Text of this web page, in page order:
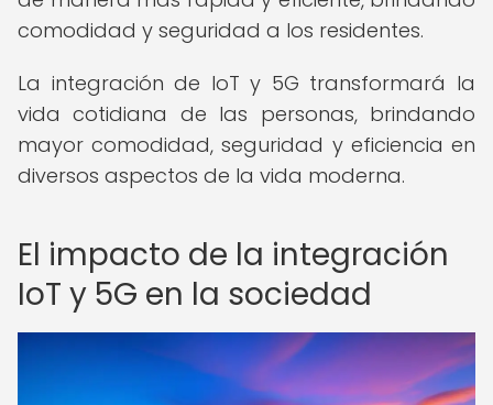
comodidad y seguridad a los residentes.
La integración de IoT y 5G transformará la
vida cotidiana de las personas, brindando
mayor comodidad, seguridad y eficiencia en
diversos aspectos de la vida moderna.
El impacto de la integración
IoT y 5G en la sociedad